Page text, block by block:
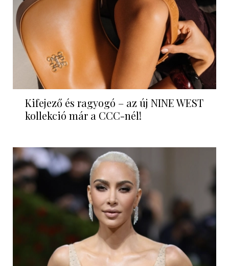
Kifejező és ragyogó – az új NINE WEST
kollekció már a CCC-nél!